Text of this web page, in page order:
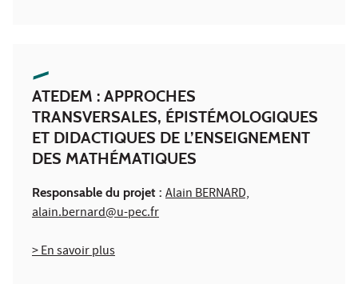
ATEDEM : APPROCHES
TRANSVERSALES, ÉPISTÉMOLOGIQUES
ET DIDACTIQUES DE L’ENSEIGNEMENT
DES MATHÉMATIQUES
Responsable du projet : Alain BERNARD,
alain.bernard@u-pec.fr
> En savoir plus